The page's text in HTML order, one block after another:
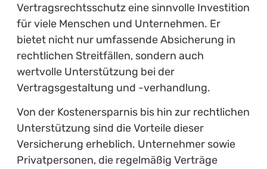
Vertragsrechtsschutz eine sinnvolle Investition
für viele Menschen und Unternehmen. Er
bietet nicht nur umfassende Absicherung in
rechtlichen Streitfällen, sondern auch
wertvolle Unterstützung bei der
Vertragsgestaltung und -verhandlung.
Von der Kostenersparnis bis hin zur rechtlichen
Unterstützung sind die Vorteile dieser
Versicherung erheblich. Unternehmer sowie
Privatpersonen, die regelmäßig Verträge